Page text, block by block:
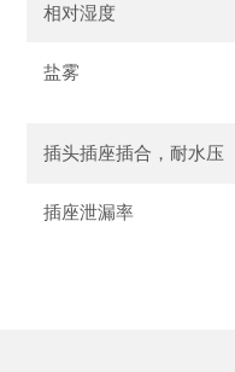
相对湿度
盐雾
插头插座插合，耐水压
插座泄漏率